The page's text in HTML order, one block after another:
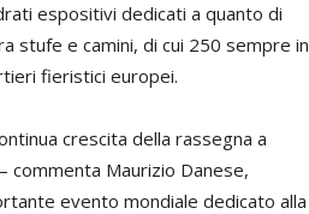
espositivi dedicati a quanto di
stufe e camini, di cui 250 sempre in
fieristici europei.
crescita della rassegna a
commenta Maurizio Danese,
evento mondiale dedicato alla